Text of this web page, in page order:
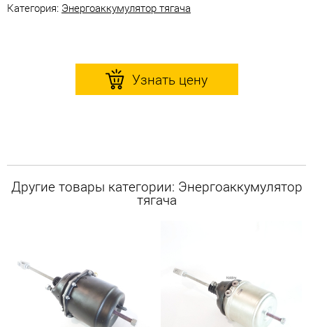
Категория: Энергоаккумулятор тягача
Узнать цену
Другие товары категории: Энергоаккумулятор
тягача